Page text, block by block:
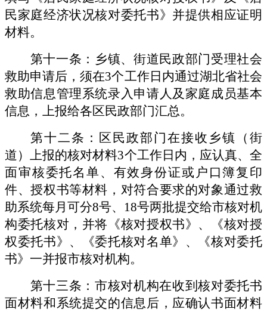
民家庭经济状况核对委托书》并提供相应证明
材料。
第十一条：乡镇、街道民政部门受理社会
救助申请后，须在3个工作日内通过湖北省社会
救助信息管理系统录入申请人及家庭成员基本
信息，上报给各区民政部门汇总。
第十二条：区民政部门在接收乡镇（街
道）上报的核对材料3个工作日内，应认真、全
面审核委托名单、有效身份证或户口簿复印
件、授权书等材料，对符合要求的对象通过救
助系统每月可分8号、18号两批提交给市核对机
构委托核对，并将《核对授权书》、《核对授
权委托书》、《委托核对名单》、《核对委托
书》一并报市核对机构。
第十三条：市核对机构在收到核对委托书
面材料和系统提交的信息后，应确认书面材料